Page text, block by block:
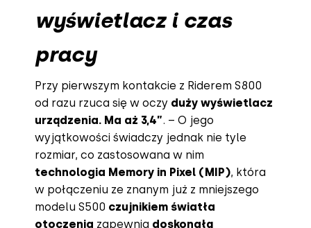
wyświetlacz i czas
pracy
Przy pierwszym kontakcie z Riderem S800
od razu rzuca się w oczy duży wyświetlacz
urządzenia. Ma aż 3,4”. – O jego
wyjątkowości świadczy jednak nie tyle
rozmiar, co zastosowana w nim
technologia Memory in Pixel (MIP), która
w połączeniu ze znanym już z mniejszego
modelu S500 czujnikiem światła
otoczenia zapewnia doskonałą